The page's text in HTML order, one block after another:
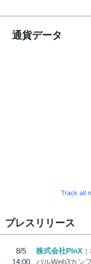
通貨データ
Track all
プレスリリース
8/5
14:00
株式会社PlnX
バルWeb3カン